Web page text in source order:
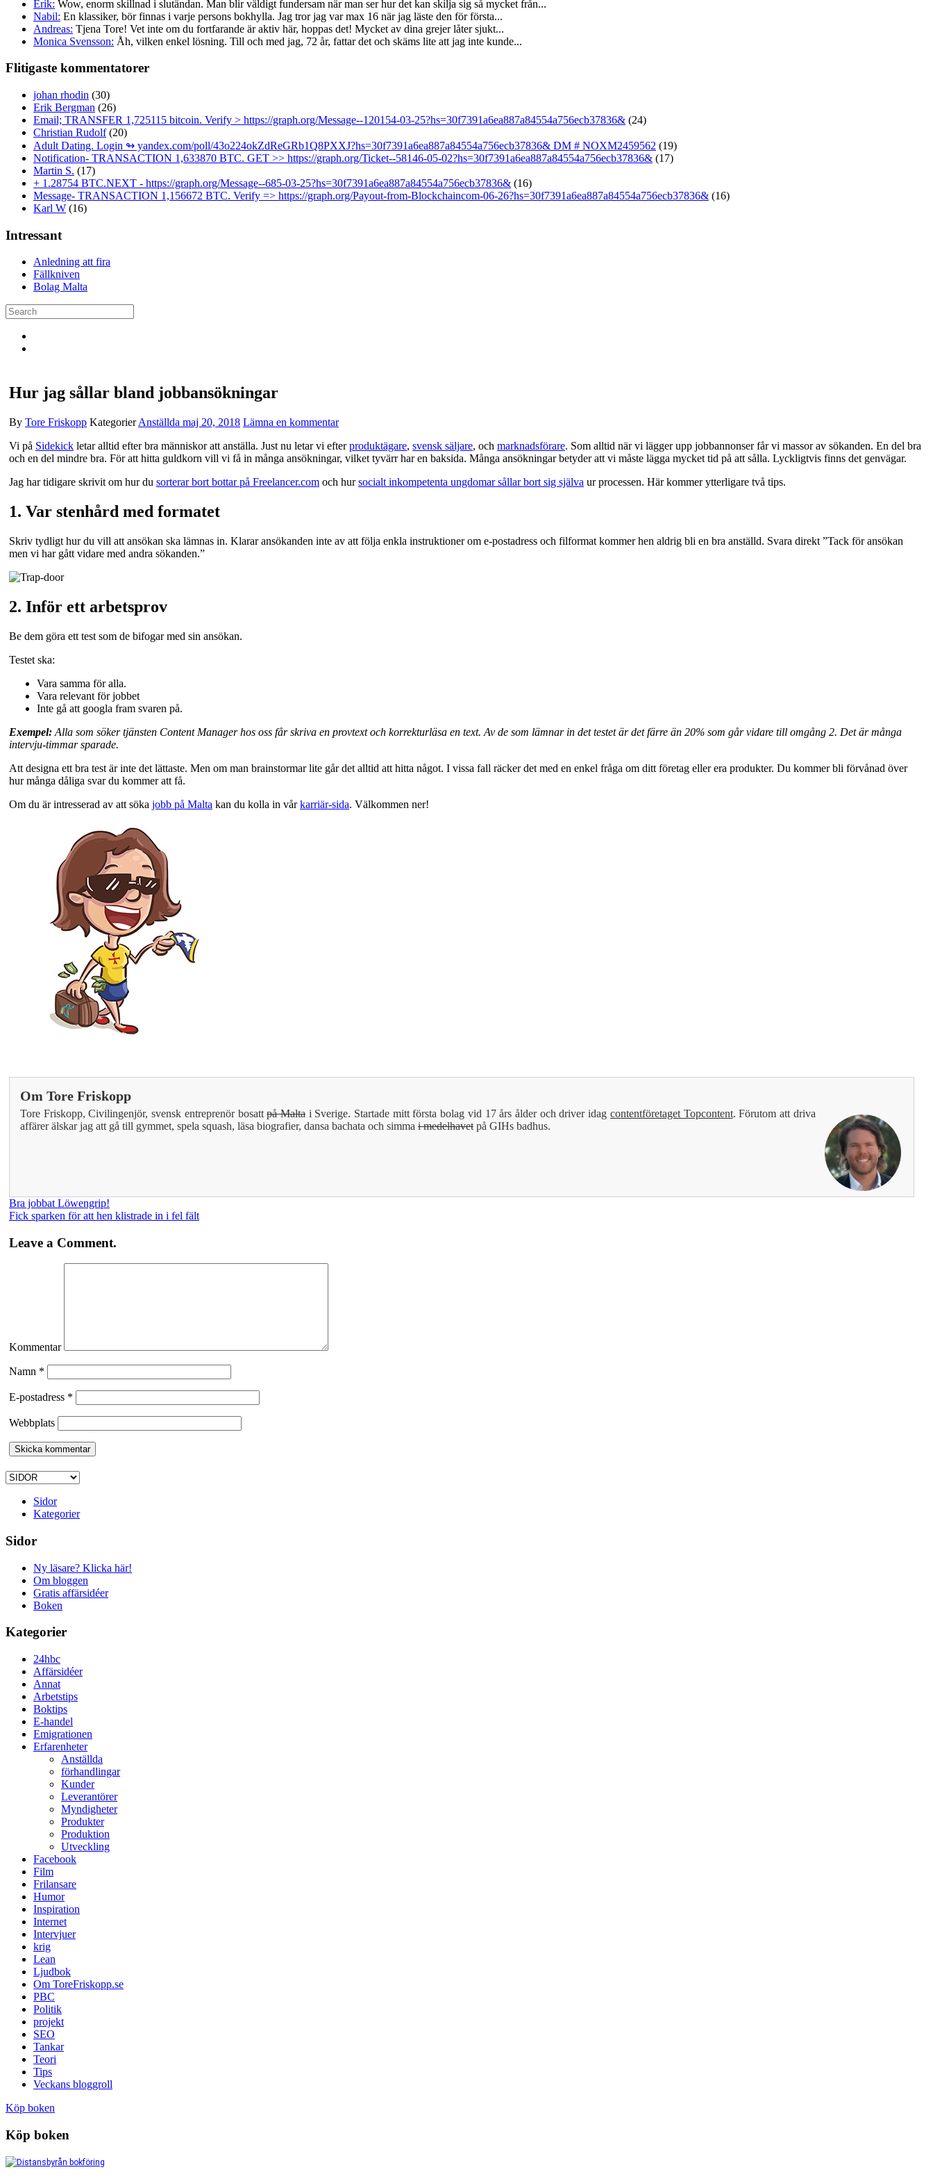
Erik: Wow, enorm skillnad i slutändan. Man blir väldigt fundersam när man ser hur det kan skilja sig så mycket från...
Nabil: En klassiker, bör finnas i varje persons bokhylla. Jag tror jag var max 16 när jag läste den för första...
Andreas: Tjena Tore! Vet inte om du fortfarande är aktiv här, hoppas det! Mycket av dina grejer låter sjukt...
Monica Svensson: Åh, vilken enkel lösning. Till och med jag, 72 år, fattar det och skäms lite att jag inte kunde...
Flitigaste kommentatorer
johan rhodin (30)
Erik Bergman (26)
Email; TRANSFER 1,725115 bitcoin. Verify > https://graph.org/Message--120154-03-25?hs=30f7391a6ea887a84554a756ecb37836& (24)
Christian Rudolf(20)
Adult Dating. Login ↬ yandex.com/poll/43o224okZdReGRb1Q8PXXJ?hs=30f7391a6ea887a84554a756ecb37836& DM # NOXM2459562 (19)
Notification- TRANSACTION 1,633870 BTC. GET >> https://graph.org/Ticket--58146-05-02?hs=30f7391a6ea887a84554a756ecb37836& (17)
Martin S. (17)
+ 1.28754 BTC.NEXT - https://graph.org/Message--685-03-25?hs=30f7391a6ea887a84554a756ecb37836& (16)
Message- TRANSACTION 1,156672 BTC. Verify => https://graph.org/Payout-from-Blockchaincom-06-26?hs=30f7391a6ea887a84554a756ecb37836& (16)
Karl W (16)
Intressant
Anledning att fira
Fällkniven
Bolag Malta
Hur jag sållar bland jobbansökningar
By Tore Friskopp KategorierAnställda maj 20, 2018 Lämna en kommentar
Vi på Sidekick letar alltid efter bra människor att anställa. Just nu letar vi efterproduktägare, svensk säljare, och marknadsförare. Som alltid när vi lägger upp jobbannonser får vi massor av sökanden. En del bra
och en del mindre bra. För att hitta guldkorn vill vi få in många ansökningar, vilket tyvärr har en baksida. Många ansökningar betyder att vi måste lägga mycket tid på att sålla. Lyckligtvis finns det genvägar.
Jag har tidigare skrivit om hur du sorterar bort bottar på Freelancer.com och hursocialt inkompetenta ungdomar sållar bort sig själva ur processen. Här kommer ytterligare två tips.
1. Var stenhård med formatet
Skriv tydligt hur du vill att ansökan ska lämnas in. Klarar ansökanden inte av att följa enkla instruktioner om e-postadress och filformat kommer hen aldrig bli en bra anställd. Svara direkt ”Tack för ansökan
men vi har gått vidare med andra sökanden.”
2. Inför ett arbetsprov
Be dem göra ett test som de bifogar med sin ansökan.
Testet ska:
Vara samma för alla.
Vara relevant för jobbet
Inte gå att googla fram svaren på.
Exempel: Alla som söker tjänsten Content Manager hos oss får skriva en provtext och korrekturläsa en text. Av de som lämnar in det testet är det färre än 20% som går vidare till omgång 2. Det är många
intervju-timmar sparade.
Att designa ett bra test är inte det lättaste. Men om man brainstormar lite går det alltid att hitta något. I vissa fall räcker det med en enkel fråga om ditt företag eller era produkter. Du kommer bli förvånad över
hur många dåliga svar du kommer att få.
Om du är intresserad av att söka jobb på Malta kan du kolla in vårkarriär-sida. Välkommen ner!
Om Tore Friskopp
Tore Friskopp, Civilingenjör, svensk entreprenör bosattpå Maltai Sverige. Startade mitt första bolag vid 17 års ålder och driver idag contentföretaget Topcontent. Förutom att driva
affärer älskar jag att gå till gymmet, spela squash, läsa biografier, dansa bachata och simma i medelhavet på GIHs badhus.
Bra jobbat Löwengrip!
Fick sparken för att hen klistrade in i fel fält
Leave a Comment.
Kommentar
Namn *
E-postadress *
Webbplats
Sidor
Kategorier
Sidor
Ny läsare? Klicka här!
Om bloggen
Gratis affärsidéer
Boken
Kategorier
24hbc
Affärsidéer
Annat
Arbetstips
Boktips
E-handel
Emigrationen
Erfarenheter
Anställda
förhandlingar
Kunder
Leverantörer
Myndigheter
Produkter
Produktion
Utveckling
Facebook
Film
Frilansare
Humor
Inspiration
Internet
Intervjuer
krig
Lean
Ljudbok
Om ToreFriskopp.se
PBC
Politik
projekt
SEO
Tankar
Teori
Tips
Veckans bloggroll
Köp boken
Köp boken